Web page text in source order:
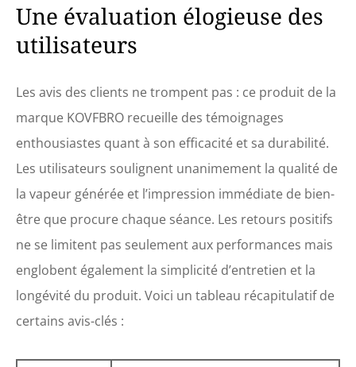
Une évaluation élogieuse des
utilisateurs
Les avis des clients ne trompent pas : ce produit de la
marque KOVFBRO recueille des témoignages
enthousiastes quant à son efficacité et sa durabilité.
Les utilisateurs soulignent unanimement la qualité de
la vapeur générée et l’impression immédiate de bien-
être que procure chaque séance. Les retours positifs
ne se limitent pas seulement aux performances mais
englobent également la simplicité d’entretien et la
longévité du produit. Voici un tableau récapitulatif de
certains avis-clés :